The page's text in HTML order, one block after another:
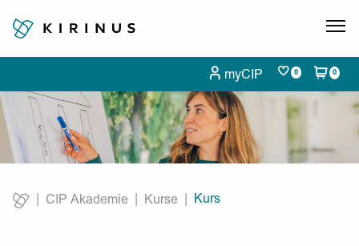
myCIP 0 0
CIP Akademie Kurse
Current:
Kurs